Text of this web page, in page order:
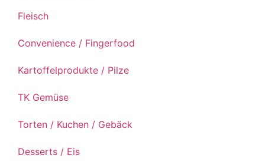
Fleisch
Convenience / Fingerfood
Kartoffelprodukte / Pilze
TK Gemüse
Torten / Kuchen / Gebäck
Desserts / Eis